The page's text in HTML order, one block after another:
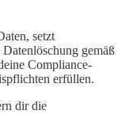
setzt
gemäß
Compliance-
erfüllen.
dir die